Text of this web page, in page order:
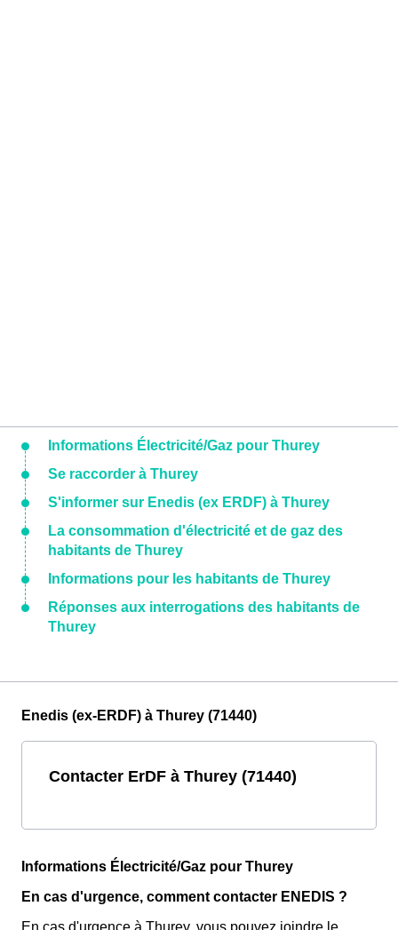
Informations Électricité/Gaz pour Thurey
Se raccorder à Thurey
S'informer sur Enedis (ex ERDF) à Thurey
La consommation d'électricité et de gaz des
habitants de Thurey
Informations pour les habitants de Thurey
Réponses aux interrogations des habitants de
Thurey
Enedis (ex-ERDF) à Thurey (71440)
Contacter ErDF à Thurey (71440)
Informations Électricité/Gaz pour Thurey
En cas d'urgence, comment contacter ENEDIS ?